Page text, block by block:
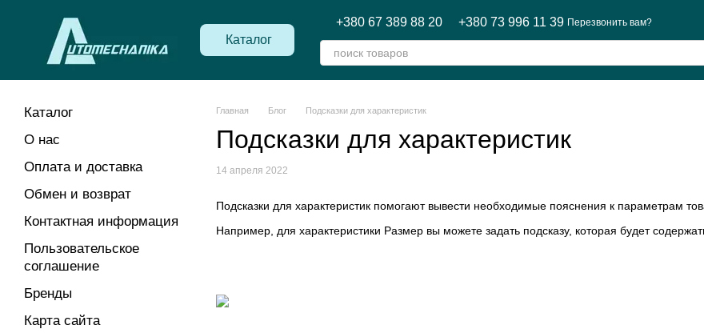
Каталог
+380 67 389 88 20 +380 73 996 11 39 Перезвонить вам?
Главная Блог Подсказки для характеристик
Подсказки для характеристик
14 апреля 2022
Подсказки для характеристик помогают вывести необходимые пояснения к параметрам
Например, для характеристики Размер вы можете задать подсказу, которая будет
Каталог
О нас
Оплата и доставка
Обмен и возврат
Контактная информация
Пользовательское
соглашение
Бренды
Карта сайта